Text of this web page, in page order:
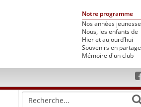
Notre programme
Nos années jeunesse
Nous, les enfants de
Hier et aujourd’hui
Souvenirs en partage
Mémoire d'un club